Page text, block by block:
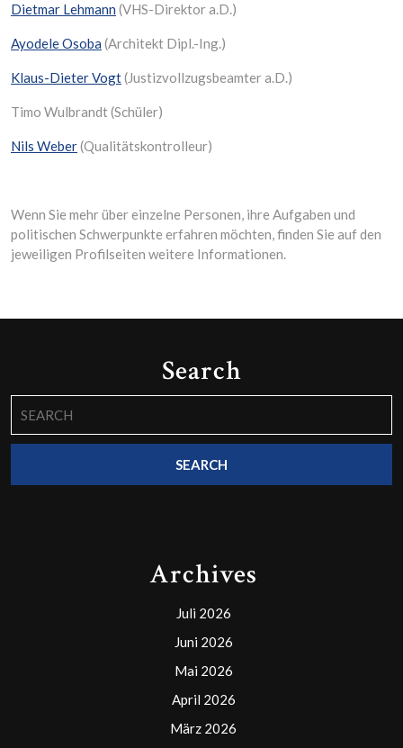
Dietmar Lehmann (VHS-Direktor a.D.)
Ayodele Osoba (Architekt Dipl.-Ing.)
Klaus-Dieter Vogt(Justizvollzugsbeamter a.D.)
Timo Wulbrandt (Schüler)
Nils Weber(Qualitätskontrolleur)
Wenn Sie mehr über einzelne Personen, ihre Aufgaben und
politischen Schwerpunkte erfahren möchten, finden Sie auf den
jeweiligen Profilseiten weitere Informationen.
Search
for:
Archives
Juli 2026
Juni 2026
Mai 2026
April 2026
März 2026